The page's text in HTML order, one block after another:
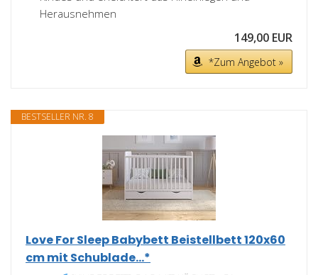
Herausnehmen
149,00 EUR
*Zum Angebot »
BESTSELLER NR. 8
Love For Sleep Babybett Beistellbett 120x60
cm mit Schublade...*